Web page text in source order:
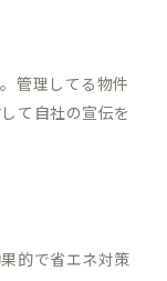
管理してる物件
て自社の宣伝を
的で省エネ対策